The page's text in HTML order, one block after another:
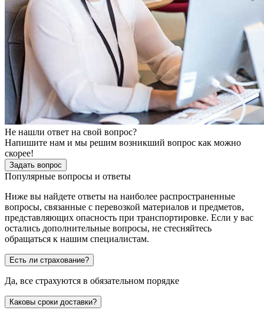
Не нашли ответ на свой вопрос?
Напишите нам и мы решим возникший вопрос как можно
скорее!
Задать вопрос
Популярные вопросы и ответы
Ниже вы найдете ответы на наиболее распространенные
вопросы, связанные с перевозкой материалов и предметов,
представляющих опасность при транспортировке. Если у вас
остались дополнительные вопросы, не стесняйтесь
обращаться к нашим специалистам.
Есть ли страхование?
Да, все страхуются в обязательном порядке
Каковы сроки доставки?